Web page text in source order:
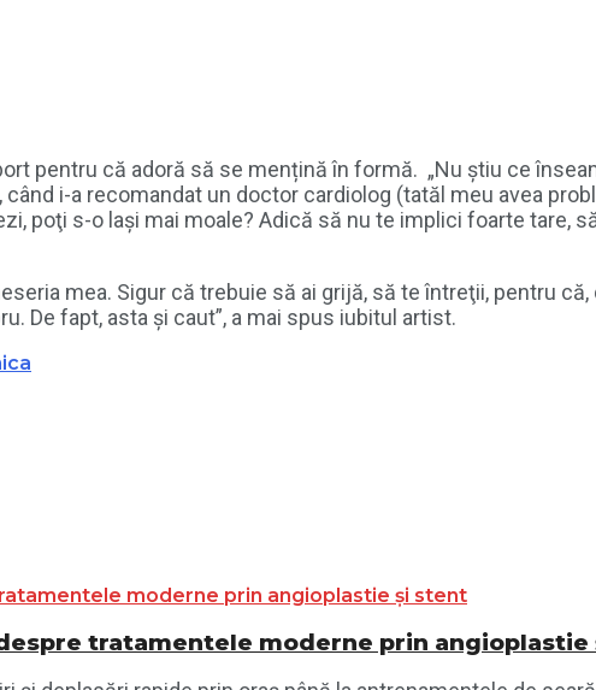
pentru că adoră să se mențină în formă. „Nu ştiu ce
i-a recomandat un doctor cardiolog (tatăl meu avea
poţi s-o laşi mai moale? Adică să nu te implici foarte tare,
mea. Sigur că trebuie să ai grijă, să te întreţii, pentru
De fapt, asta şi caut”, a mai spus iubitul artist.
tratamentele moderne prin angioplastie